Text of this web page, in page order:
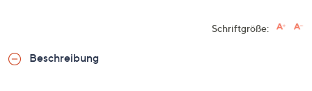
Schriftgröße:
Beschreibung